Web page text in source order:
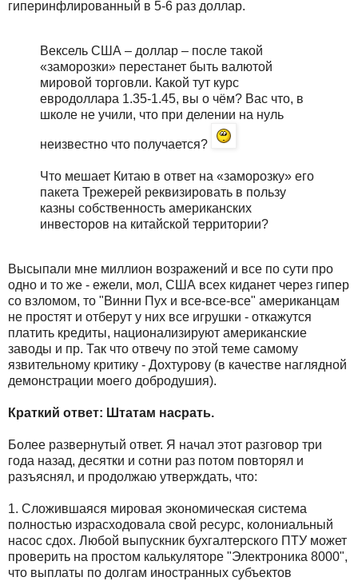
гиперинфлированный в 5-6 раз доллар.
Вексель США – доллар – после такой
«заморозки» перестанет быть валютой
мировой торговли. Какой тут курс
евродоллара 1.35-1.45, вы о чём? Вас что, в
школе не учили, что при делении на нуль
неизвестно что получается?
Что мешает Китаю в ответ на «заморозку» его
пакета Трежерей реквизировать в пользу
казны собственность американских
инвесторов на китайской территории?
Высыпали мне миллион возражений и все по сути про
одно и то же - ежели, мол, США всех киданет через гипер
со взломом, то "Винни Пух и все-все-все" американцам
не простят и отберут у них все игрушки - откажутся
платить кредиты, национализируют американские
заводы и пр. Так что отвечу по этой теме самому
язвительному критику - Дохтурову (в качестве наглядной
демонстрации моего добродушия).
Краткий ответ: Штатам насрать.
Более развернутый ответ. Я начал этот разговор три
года назад, десятки и сотни раз потом повторял и
разъяснял, и продолжаю утверждать, что:
1. Сложившаяся мировая экономическая система
полностью израсходовала свой ресурс, колониальный
насос сдох. Любой выпускник бухгалтерского ПТУ может
проверить на простом калькуляторе "Электроника 8000",
что выплаты по долгам иностранных субъектов